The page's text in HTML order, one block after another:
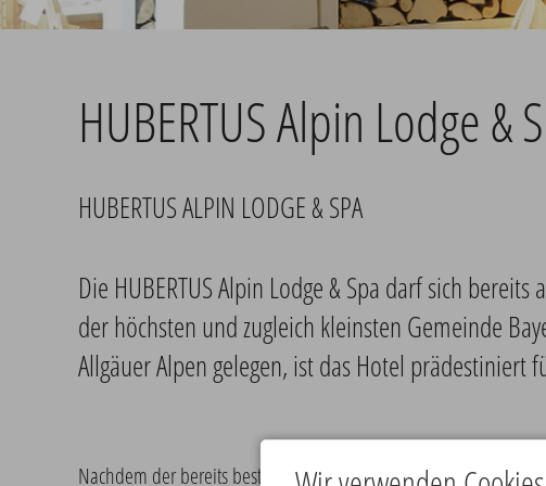
HUBERTUS Alpin Lodge &
HUBERTUS ALPIN LODGE & SPA
Die HUBERTUS Alpin Lodge & Spa darf sich
der höchsten und zugleich kleinsten Gemeinde
Allgäuer Alpen gelegen, ist das Hotel
Nachdem der bereits bestehende Hotelkomplex im vergangenen